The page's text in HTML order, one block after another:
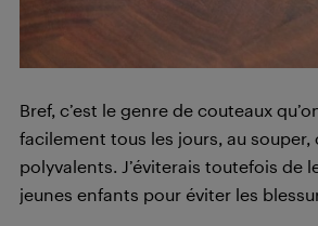
Bref, c’est le genre de couteaux
facilement tous les jours, au souper,
polyvalents. J’éviterais toutefois de
jeunes enfants pour éviter les